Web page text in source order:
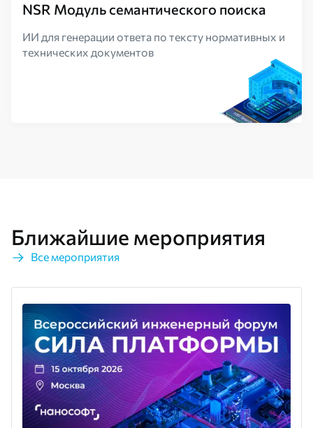
NSR Модуль семантического поиска
ИИ для генерации ответа по тексту нормативных и
технических документов
Ближайшие мероприятия
Все мероприятия